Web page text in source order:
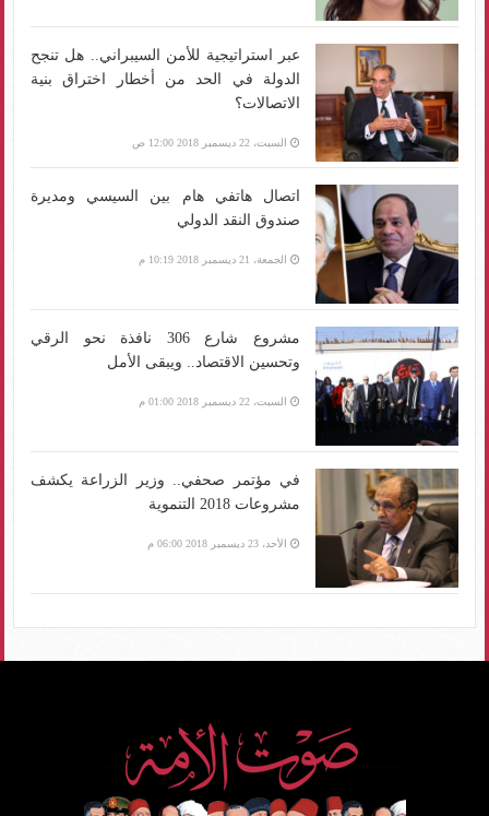
عبر استراتيجية للأمن السيبراني.. هل تنجح
الدولة في الحد من أخطار اختراق بنية
الاتصالات؟
السبت، 22 ديسمبر 2018 12:00 ص
اتصال هاتفي هام بين السيسي ومديرة
صندوق النقد الدولي
الجمعة، 21 ديسمبر 2018 10:19 م
مشروع شارع 306 نافذة نحو الرقي
وتحسين الاقتصاد.. ويبقى الأمل
السبت، 22 ديسمبر 2018 01:00 م
في مؤتمر صحفي.. وزير الزراعة يكشف
مشروعات 2018 التنموية
الأحد، 23 ديسمبر 2018 06:00 م